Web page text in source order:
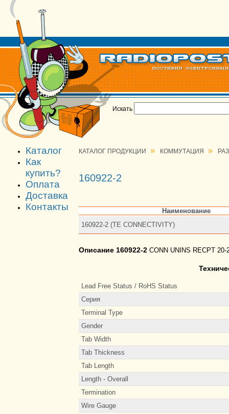
Искать
Каталог
Как
купить?
Оплата
Доставка
Контакты
КАТАЛОГ ПРОДУКЦИИ » КОММУТАЦИЯ »
160922-2
Наименование
160922-2 (TE CONNECTIVITY)
Описание 160922-2 CONN UNINS RECPT 20-
Lead Free Status / RoHS Status
Серия
Terminal Type
Gender
Tab Width
Tab Thickness
Tab Length
Length - Overall
Termination
Wire Gauge